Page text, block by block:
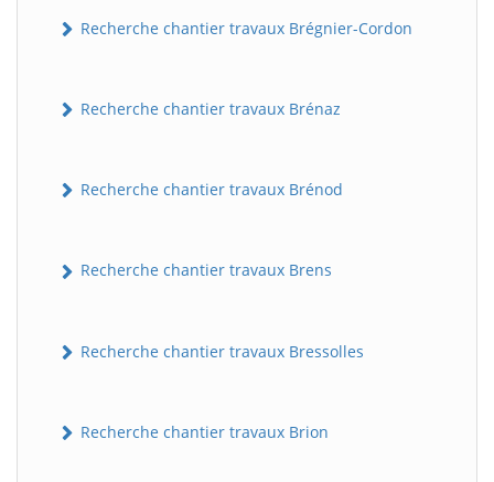
Recherche chantier travaux Brégnier-Cordon
Recherche chantier travaux Brénaz
Recherche chantier travaux Brénod
Recherche chantier travaux Brens
Recherche chantier travaux Bressolles
Recherche chantier travaux Brion